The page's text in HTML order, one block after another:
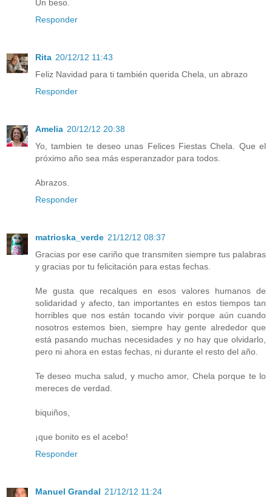
Un beso.
Responder
Rita 20/12/12 11:43
Feliz Navidad para ti también querida Chela, un abrazo
Responder
Amelia 20/12/12 20:38
Yo, tambien te deseo unas Felices Fiestas Chela. Que el
próximo año sea más esperanzador para todos.
Abrazos.
Responder
matrioska_verde 21/12/12 08:37
Gracias por ese cariño que transmiten siempre tus palabras
y gracias por tu felicitación para estas fechas.
Me gusta que recalques en esos valores humanos de
solidaridad y afecto, tan importantes en estos tiempos tan
horribles que nos están tocando vivir porque aún cuando
nosotros estemos bien, siempre hay gente alrededor que
está pasando muchas necesidades y no hay que olvidarlo,
pero ni ahora en estas fechas, ni durante el resto del año.
Te deseo mucha salud, y mucho amor, Chela porque te lo
mereces de verdad.
biquiños,
¡que bonito es el acebo!
Responder
Manuel Grandal 21/12/12 11:24